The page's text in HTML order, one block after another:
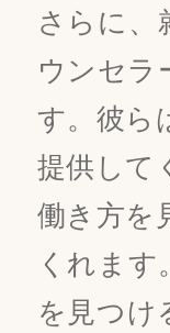
さらに、
ウンセラ
す。彼ら
提供して
働き方を
くれま
を見つけ